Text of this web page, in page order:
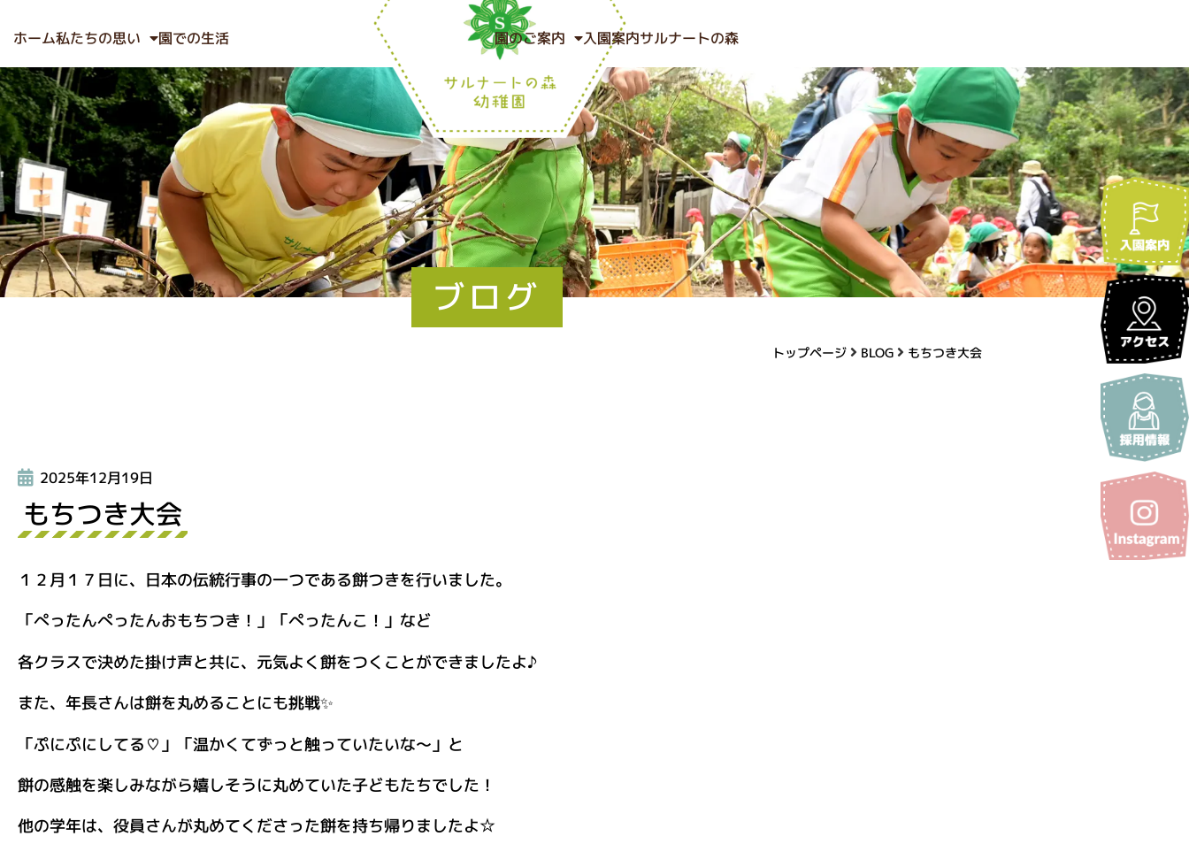
ホーム私たちの思い 園での生活 園のご案内 入園案内サルナートの森
ブログ
トップページ BLOG もちつき大会
2025年12月19日
もちつき大会
１２月１７日に、日本の伝統行事の一つである餅つきを行いました。
「ぺったんぺったんおもちつき！」「ぺったんこ！」など
各クラスで決めた掛け声と共に、元気よく餅をつくことができましたよ♪
また、年長さんは餅を丸めることにも挑戦✨
「ぷにぷにしてる♡」「温かくてずっと触っていたいな～」と
餅の感触を楽しみながら嬉しそうに丸めていた子どもたちでした！
他の学年は、役員さんが丸めてくださった餅を持ち帰りましたよ☆